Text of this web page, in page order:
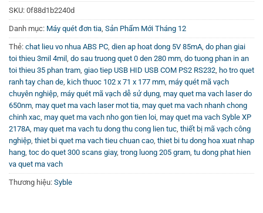
vạch có thiết kế đơn giản, hiệu quả cao, có thể tham khảo
thêm thông tin chi tiết về các loạiMáy quét đơn tia
giúp bạn lựa chọn được thiết bị phù hợp với nhu cầu sử
dụng và ngân sách.
Video hướng dẫn và đánh giá trực quan về Syble
XP-2178A
Để có cái nhìn chi tiết hơn về khả năng và hiệu suất hoạt
động của máy quét mã vạch Syble XP-2178A, bạn có thể
xem các video đánh giá, hướng dẫn sử dụng sản phẩm
trênKênh Youtube Vincode
tin cụ thể về cách kết nối, thiết lập và bảo trì thiết bị một
SKU: 0f88d1b2240d
Danh mục: Máy quét đơn tia Sản Phẩm Mới Tháng 12
Thẻ: chat lieu vo nhua ABS PC dien ap hoat dong 5V 85mA do phan giai
toi thieu 3mil 4mil do sau truong quet 0 den 280 mm do tuong phan in an
toi thieu 35 phan tram giao tiep USB HID USB COM PS2 RS232 ho tro quet
ranh tay chan de kich thuoc 102 x 71 x 177 mm máy quét mã vạch
chuyên nghiệp máy quét mã vạch dễ sử dụng may quet ma vach laser do
650nm may quet ma vach laser mot tia may quet ma vach nhanh chong
chinh xac may quet ma vach nho gon tien loi may quet ma vach Syble XP
2178A may quet ma vach tu dong thu cong lien tuc thiết bị mã vạch công
nghiệp thiet bi quet ma vach tieu chuan cao thiet bi tu dong hoa xuat nhap
hang toc do quet 300 scans giay, trong luong 205 gram tu dong phat hien
va quet ma vach
Thương hiệu: Syble